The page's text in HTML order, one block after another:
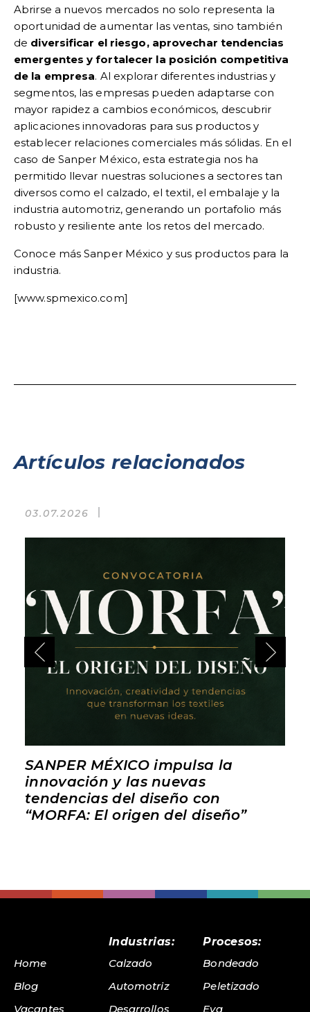
Abrirse a nuevos mercados no solo representa la
oportunidad de aumentar las ventas, sino también
de diversificar el riesgo, aprovechar tendencias
emergentes y fortalecer la posición competitiva
de la empresa. Al explorar diferentes industrias y
segmentos, las empresas pueden adaptarse con
mayor rapidez a cambios económicos, descubrir
aplicaciones innovadoras para sus productos y
establecer relaciones comerciales más sólidas. En el
caso de Sanper México, esta estrategia nos ha
permitido llevar nuestras soluciones a sectores tan
diversos como el calzado, el textil, el embalaje y la
industria automotriz, generando un portafolio más
robusto y resiliente ante los retos del mercado.
Conoce más Sanper México y sus productos para la
industria.
[www.spmexico.com]
Artículos relacionados
03.07.2026
SANPER MÉXICO impulsa la
innovación y las nuevas
tendencias del diseño con
“MORFA: El origen del diseño”
Home
Blog
Vacantes
Industrias:
Calzado
Automotriz
Desarrollos
Procesos:
Bondeado
Peletizado
Eva